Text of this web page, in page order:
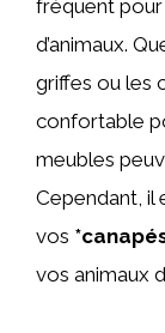
fréquent
d’animaux.
griffes ou les
confortable
meubles
Cependant, il
vos
vos animaux